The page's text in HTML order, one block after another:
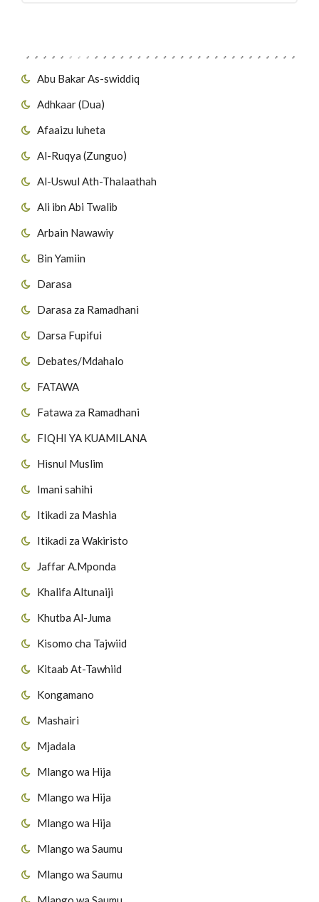
Abu Bakar As-swiddiq
Adhkaar (Dua)
Afaaizu luheta
Al-Ruqya (Zunguo)
Al-Uswul Ath-Thalaathah
Ali ibn Abi Twalib
Arbain Nawawiy
Bin Yamiin
Darasa
Darasa za Ramadhani
Darsa Fupifui
Debates/Mdahalo
FATAWA
Fatawa za Ramadhani
FIQHI YA KUAMILANA
Hisnul Muslim
Imani sahihi
Itikadi za Mashia
Itikadi za Wakiristo
Jaffar A.Mponda
Khalifa Altunaiji
Khutba Al-Juma
Kisomo cha Tajwiid
Kitaab At-Tawhiid
Kongamano
Mashairi
Mjadala
Mlango wa Hija
Mlango wa Hija
Mlango wa Hija
Mlango wa Saumu
Mlango wa Saumu